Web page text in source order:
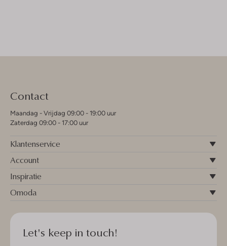
Contact
Maandag - Vrijdag 09:00 - 19:00 uur
Zaterdag 09:00 - 17:00 uur
Klantenservice
Account
Inspiratie
Omoda
Let's keep in touch!